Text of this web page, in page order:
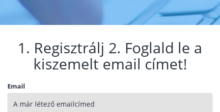
1. Regisztrálj 2. Foglald le a
kiszemelt email címet!
Email